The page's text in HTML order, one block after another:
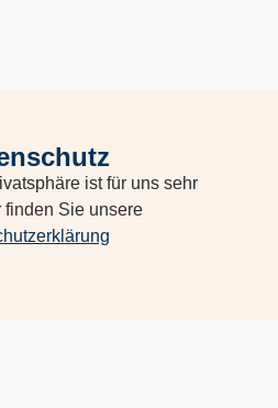
ist für uns sehr
finden Sie unsere